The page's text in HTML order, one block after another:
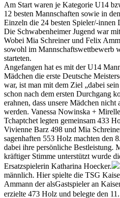
Am Start waren je Kategorie U14
12 besten Mannschaften sowie in den
Einzeln die 24 besten Spieler/-innen
Die Schwabenheimer Jugend war
Wobei Mia Schreiner und Felix
sowohl im Mannschaftswettbewerb
starteten.
Angefangen hat es mit der U14
Mädchen die erste Deutsche
war, ist man mit dem Ziel „dabei
schon nach dem ersten Durchgang
erahnen, dass unsere Mädchen nicht
werden. Vanessa Nowinska + Mirelle
Tchaptchet legten gemeinsam 433
Vivienne Barz 498 und Mia
sagenhaften 553 Holz machten den
dabei ihre persönliche Bestleistung.
kräftiger Stimme unterstützt wurde
Ersatzspielerin Katharina Hoecker.
männlich. Hier spielte die TSG
Ammann der alsGastspieler an
erzielte 473 Holz und belegte den